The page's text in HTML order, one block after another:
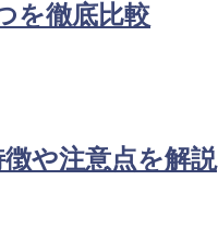
を徹底比較
や注意点を解説